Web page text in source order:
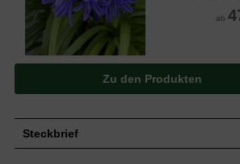
ab
Zu den Produkten
Steckbrief